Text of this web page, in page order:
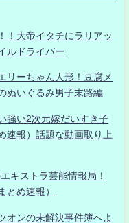
！大帝イタチにラリアッ
ルドライバー
ーちゃん人形！豆腐メ
ぬいぐるみ男子末路編
強い2次元嫁だいすき子
速報）話題な動画取り上
キストラ芸能情報局！
とめ速報）
オンの未解決事件簿へよ